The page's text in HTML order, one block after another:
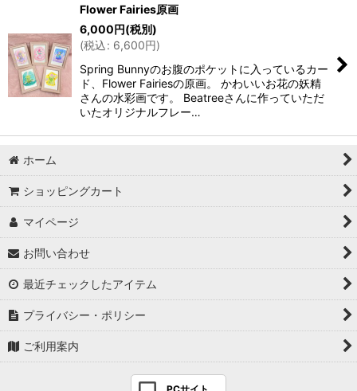
Flower Fairies原画
6,000円(税別)
(税込: 6,600円)
Spring Bunnyのお腹のポケットに入っているカー
ド、Flower Fairiesの原画。 かわいいお花の妖精
さんの水彩画です。 Beatreeさんに作っていただ
いたオリジナルフレー…
ホーム
ショッピングカート
マイページ
お問い合わせ
最近チェックしたアイテム
プライバシー・ポリシー
ご利用案内